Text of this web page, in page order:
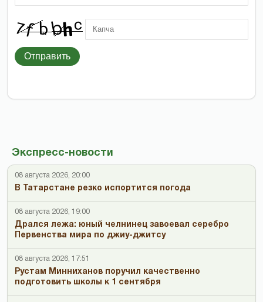
Экспресс-новости
08 августа 2026, 20:00
В Татарстане резко испортится погода
08 августа 2026, 19:00
Дрался лежа: юный челнинец завоевал серебро
Первенства мира по джиу-джитсу
08 августа 2026, 17:51
Рустам Минниханов поручил качественно
подготовить школы к 1 сентября
Отправить